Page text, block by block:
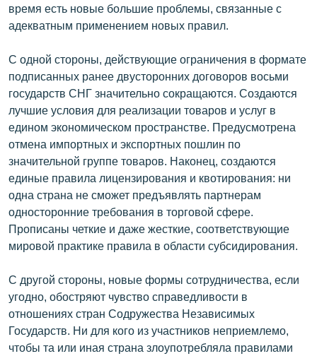
время есть новые большие проблемы, связанные с
адекватным применением новых правил.
С одной стороны, действующие ограничения в формате
подписанных ранее двусторонних договоров восьми
государств СНГ значительно сокращаются. Создаются
лучшие условия для реализации товаров и услуг в
едином экономическом пространстве. Предусмотрена
отмена импортных и экспортных пошлин по
значительной группе товаров. Наконец, создаются
единые правила лицензирования и квотирования: ни
одна страна не сможет предъявлять партнерам
односторонние требования в торговой сфере.
Прописаны четкие и даже жесткие, соответствующие
мировой практике правила в области субсидирования.
С другой стороны, новые формы сотрудничества, если
угодно, обостряют чувство справедливости в
отношениях стран Содружества Независимых
Государств. Ни для кого из участников неприемлемо,
чтобы та или иная страна злоупотребляла правилами